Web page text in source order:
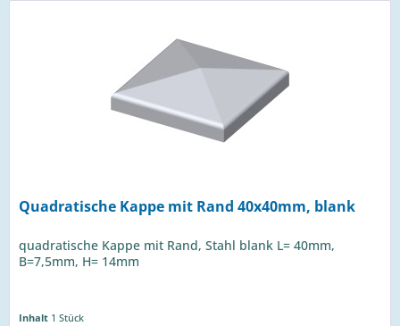
Quadratische Kappe mit Rand 40x40mm, blank
quadratische Kappe mit Rand, Stahl blank L= 40mm,
B=7,5mm, H= 14mm
Inhalt 1 Stück